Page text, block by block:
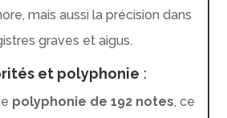
mais aussi la précision dans
graves et aigus.
et polyphonie :
polyphonie de 192 notes, ce